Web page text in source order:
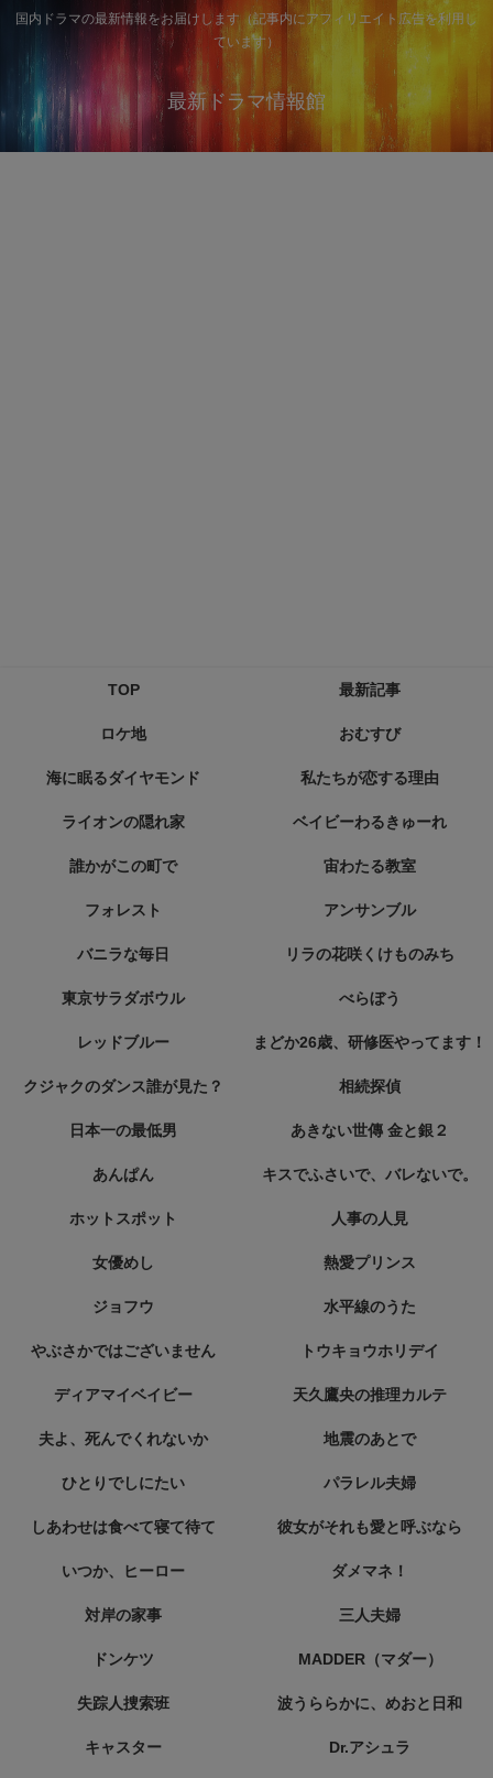
国内ドラマの最新情報をお届けします（記事内にアフィリエイト広告を利用し
ています）
最新ドラマ情報館
TOP 最新記事
ロケ地 おむすび
海に眠るダイヤモンド 私たちが恋する理由
ライオンの隠れ家 ベイビーわるきゅーれ
誰かがこの町で 宙わたる教室
フォレスト アンサンブル
バニラな毎日 リラの花咲くけものみち
東京サラダボウル べらぼう
レッドブルー まどか26歳、研修医やってます！
クジャクのダンス誰が見た？ 相続探偵
日本一の最低男 あきない世傳 金と銀２
あんぱん キスでふさいで、バレないで。
ホットスポット 人事の人見
女優めし 熱愛プリンス
ジョフウ 水平線のうた
やぶさかではございません トウキョウホリデイ
ディアマイベイビー 天久鷹央の推理カルテ
夫よ、死んでくれないか 地震のあとで
ひとりでしにたい パラレル夫婦
しあわせは食べて寝て待て 彼女がそれも愛と呼ぶなら
いつか、ヒーロー ダメマネ！
対岸の家事 三人夫婦
ドンケツ MADDER（マダー）
失踪人捜索班 波うららかに、めおと日和
キャスター Dr.アシュラ